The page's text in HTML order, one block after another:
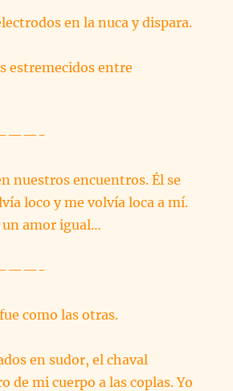
en la nuca y dispara.
estremecidos entre
nuestros encuentros. Él se
loco y me volvía loca a mí.
un amor igual…
como las otras.
en sudor, el chaval
de mi cuerpo a las coplas. Yo